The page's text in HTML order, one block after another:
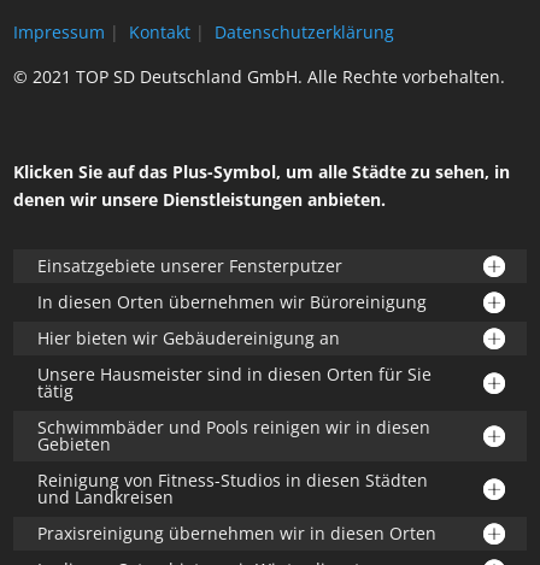
Impressum | Kontakt |
Datenschutzerklärung
© 2021 TOP SD Deutschland GmbH. Alle Rechte vorbehalten.
Klicken Sie auf das Plus-Symbol, um alle Städte zu sehen, in
denen wir unsere Dienstleistungen anbieten.
Einsatzgebiete unserer Fensterputzer
In diesen Orten übernehmen wir Büroreinigung
Hier bieten wir Gebäudereinigung an
Unsere Hausmeister sind in diesen Orten für Sie
tätig
Schwimmbäder und Pools reinigen wir in diesen
Gebieten
Reinigung von Fitness-Studios in diesen Städten
und Landkreisen
Praxisreinigung übernehmen wir in diesen Orten